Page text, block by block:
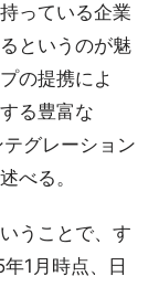
っている企業
というのが魅
の提携によ
る豊富な
グレーション
べる。
うことで、す
1月時点、日